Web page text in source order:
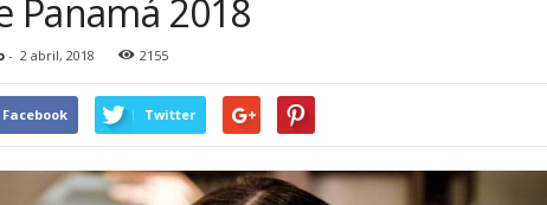
Panamá 2018
- 2 abril, 2018 2155
Facebook Twitter